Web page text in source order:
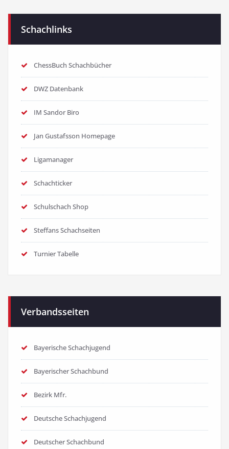
Schachlinks
ChessBuch Schachbücher
DWZ Datenbank
IM Sandor Biro
Jan Gustafsson Homepage
Ligamanager
Schachticker
Schulschach Shop
Steffans Schachseiten
Turnier Tabelle
Verbandsseiten
Bayerische Schachjugend
Bayerischer Schachbund
Bezirk Mfr.
Deutsche Schachjugend
Deutscher Schachbund